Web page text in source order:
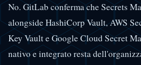
No. GitLab conferma che Secrets
alongside HashiCorp Vault, AWS
Key Vault e Google Cloud Secret
nativo e integrato resta